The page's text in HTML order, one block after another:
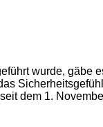
wurde, gäbe
dem 1.